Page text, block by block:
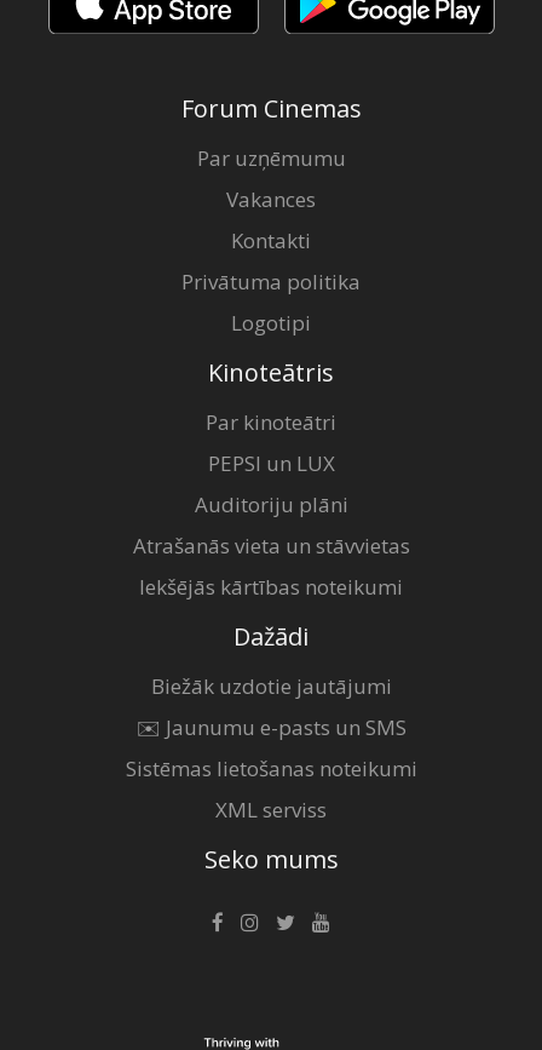
Forum Cinemas
Par uzņēmumu
Vakances
Kontakti
Privātuma politika
Logotipi
Kinoteātris
Par kinoteātri
PEPSI un LUX
Auditoriju plāni
Atrašanās vieta un stāvvietas
Iekšējās kārtības noteikumi
Dažādi
Biežāk uzdotie jautājumi
✉️ Jaunumu e-pasts un SMS
Sistēmas lietošanas noteikumi
XML serviss
Seko mums